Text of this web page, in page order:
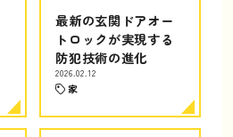
最新の玄関ドアオー
トロックが実現する
防犯技術の進化
2026.02.12
家